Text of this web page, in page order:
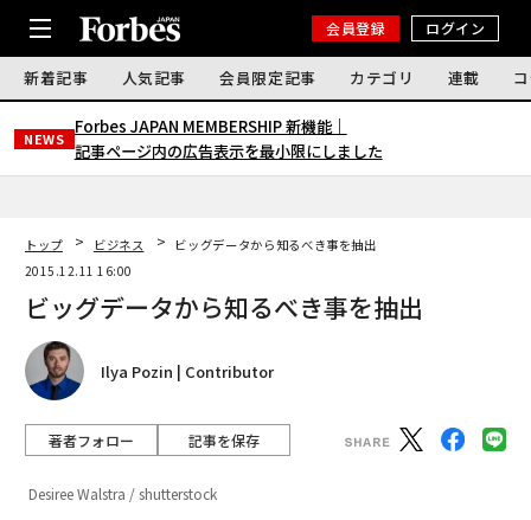
会員登録 ログイン
新着記事 人気記事 会員限定記事 カテゴリ 連載
NEWS
Forbes JAPAN MEMBERSHIP 新機能｜
記事ページ内の広告表示を最小限にしました
トップ ビジネス
ビッグデータから知るべき事を抽出
2015.12.11 16:00
ビッグデータから知るべき事を抽出
Ilya Pozin | Contributor
著者フォロー 記事を保存
Desiree Walstra / shutterstock